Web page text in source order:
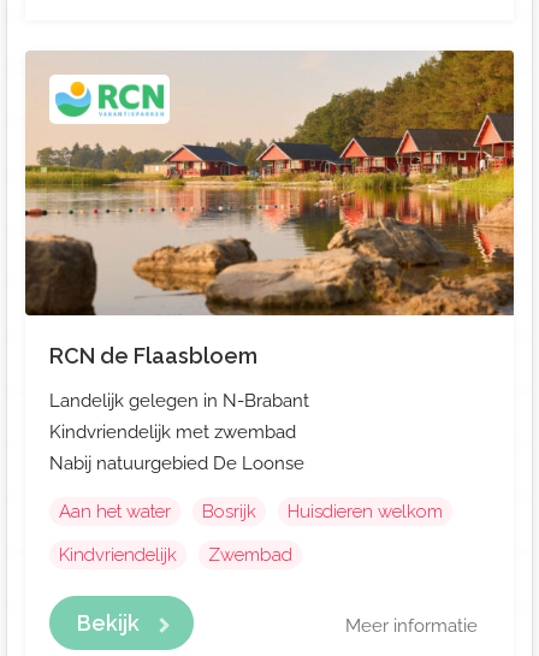
RCN de Flaasbloem
Landelijk gelegen in N-Brabant
Kindvriendelijk met zwembad
Nabij natuurgebied De Loonse
Aan het water Bosrijk
Huisdieren welkom
Kindvriendelijk
Zwembad
Bekijk Meer informatie